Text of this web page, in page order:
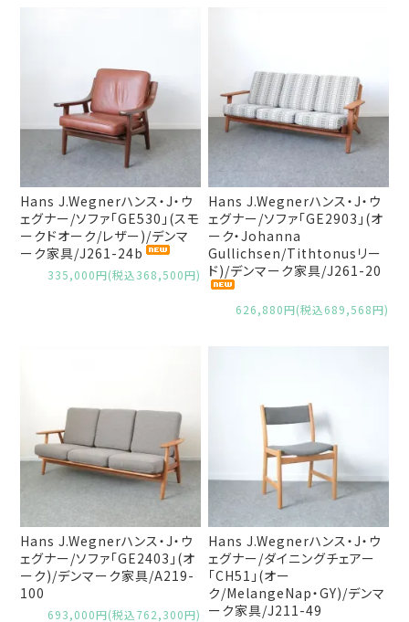
Hans J.Wegnerハンス・J・ウ
ェグナー/ソファ「GE530」(スモ
ークドオーク/レザー)/デンマ
ーク家具/J261-24b
335,000円(税込368,500円)
Hans J.Wegnerハンス・J・ウ
ェグナー/ソファ「GE2903」(オ
ーク・Johanna
Gullichsen/Tithtonusリー
ド)/デンマーク家具/J261-20
626,880円(税込689,568円)
Hans J.Wegnerハンス・J・ウ
ェグナー/ソファ「GE2403」(オ
ーク)/デンマーク家具/A219-
100
693,000円(税込762,300円)
Hans J.Wegnerハンス・J・ウ
ェグナー/ダイニングチェアー
「CH51」(オー
ク/MelangeNap・GY)/デンマ
ーク家具/J211-49